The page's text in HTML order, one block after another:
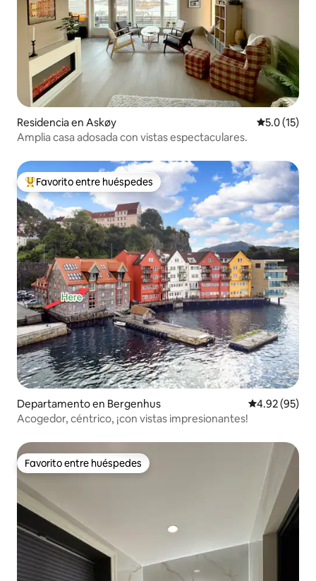
Residencia en Askøy Calificación
5.0 (15)
Amplia casa adosada con vistas espectaculares.
De los mejores en Favorito entre huéspedes
Favorito entre huéspedes
Departamento en Bergenhus Calificación
4.92 (95)
Acogedor, céntrico, ¡con vistas impresionantes!
Favorito entre huéspedes
Favorito entre huéspedes